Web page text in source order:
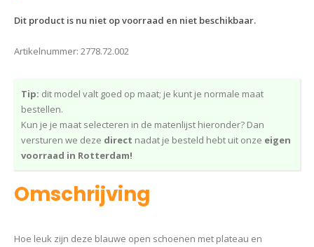
Dit product is nu niet op voorraad en niet beschikbaar.
Artikelnummer: 2778.72.002
Tip: dit model valt goed op maat; je kunt je normale maat
bestellen.
Kun je je maat selecteren in de matenlijst hieronder? Dan
versturen we deze direct nadat je besteld hebt uit onze eigen
voorraad in Rotterdam!
Omschrijving
Hoe leuk zijn deze blauwe open schoenen met plateau en